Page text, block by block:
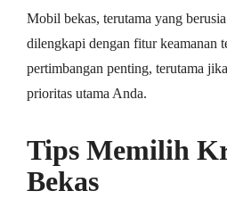
Mobil bekas, terutama yang
dilengkapi dengan fitur keamanan
pertimbangan penting, terutama
prioritas utama Anda.
Tips Memilih
Bekas